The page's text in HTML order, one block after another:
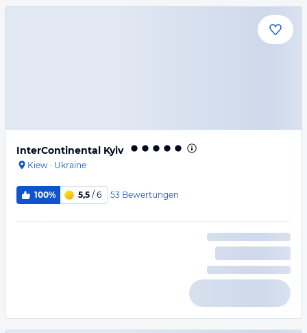
InterContinental Kyiv
Kiew · Ukraine
100% 5,5 / 6 53 Bewertungen